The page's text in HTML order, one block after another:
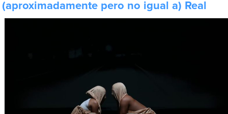
(aproximadamente pero no igual a) Real